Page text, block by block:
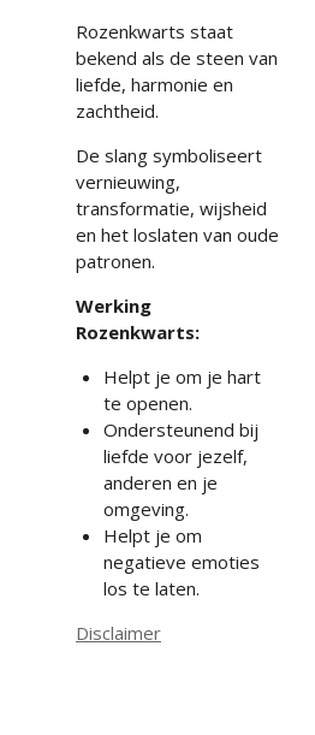
Rozenkwarts staat
bekend als de steen van
liefde, harmonie en
zachtheid.
De slang symboliseert
vernieuwing,
transformatie, wijsheid
en het loslaten van oude
patronen.
Werking
Rozenkwarts:
Helpt je om je hart
te openen.
Ondersteunend bij
liefde voor jezelf,
anderen en je
omgeving.
Helpt je om
negatieve emoties
los te laten.
Disclaimer